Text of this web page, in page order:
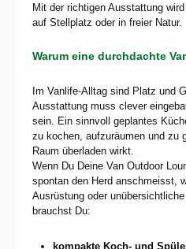
Mit der richtigen Ausstattung
auf Stellplatz oder in freier Natur.
Warum eine durchdachte
Im Vanlife-Alltag sind Platz und
Ausstattung muss clever
sein. Ein sinnvoll geplantes
zu kochen, aufzuräumen und zu
Raum überladen wirkt.
Wenn Du Deine Van Outdoor
spontan den Herd anschmeisst,
Ausrüstung oder
brauchst Du:
kompakte Koch- und